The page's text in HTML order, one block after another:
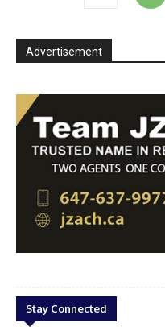
Advertisement
Stay Connected